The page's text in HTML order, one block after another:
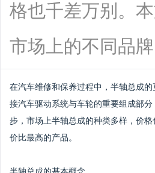
格也千差万别。
市场上的不同品
在汽车维修和保养过程中，半轴总成
接汽车驱动系统与车轮的重要组成部
步，市场上半轴总成的种类多样，价
价比最高的产品。